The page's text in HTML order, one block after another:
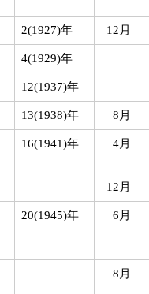
2(1927)年 12月
4(1929)年
12(1937)年
13(1938)年 8月
16(1941)年 4月
12月
20(1945)年 6月
8月